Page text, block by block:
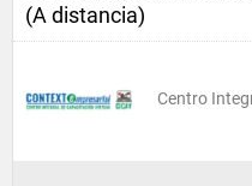
(A distancia)
Centro